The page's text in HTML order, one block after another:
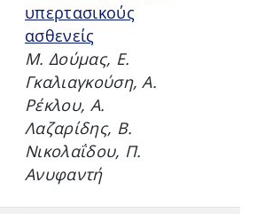
υπερτασικούς
ασθενείς
Μ. Δούμας, Ε.
Γκαλιαγκούση, Α.
Ρέκλου, Α.
Λαζαρίδης, Β.
Νικολαΐδου, Π.
Ανυφαντή